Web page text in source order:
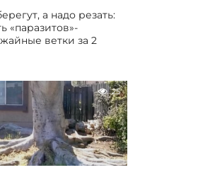
а надо резать:
«паразитов»-
ветки за 2
25